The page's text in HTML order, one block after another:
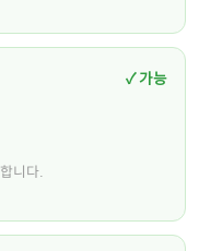
✓ 가능
니다.